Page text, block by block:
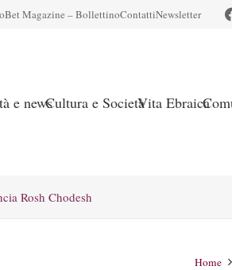
Bet Magazine – BollettinoContattiNewsletter
e newsCultura e SocietàVita Ebraica
Rosh Chodesh
Home